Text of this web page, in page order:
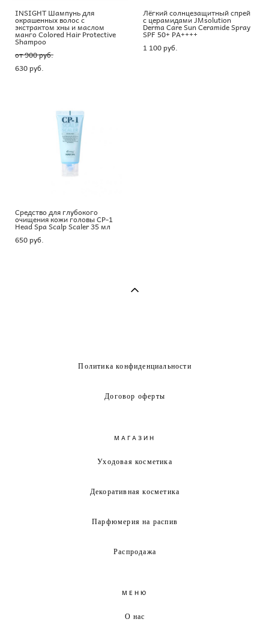
INSIGHT Шампунь для
окрашенных волос с
экстрактом хны и маслом
манго Colored Hair Protective
Shampoo
от 900 pуб.
630 pуб.
Лёгкий солнцезащитный спрей
с церамидами JMsolution
Derma Care Sun Ceramide Spray
SPF 50+ PA++++
1 100 pуб.
Средство для глубокого
очищения кожи головы CP-1
Head Spa Scalp Scaler 35 мл
650 pуб.
Политика конфиденциальности
Договор оферты
МАГАЗИН
Уходовая косметика
Декоративная косметика
Парфюмерия на распив
Распродажа
МЕНЮ
О нас